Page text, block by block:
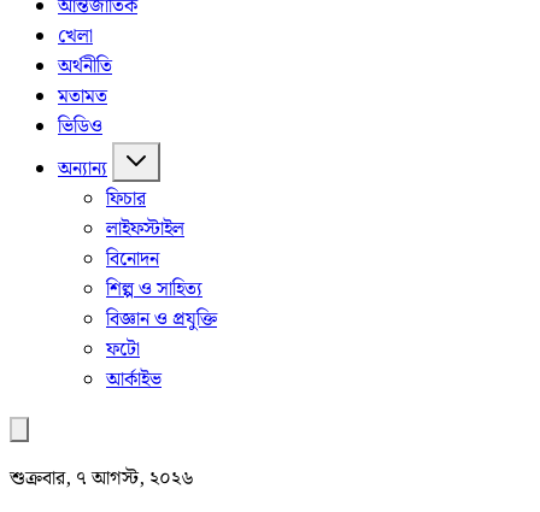
আন্তর্জাতিক
খেলা
অর্থনীতি
মতামত
ভিডিও
অন্যান্য
ফিচার
লাইফস্টাইল
বিনোদন
শিল্প ও সাহিত্য
বিজ্ঞান ও প্রযুক্তি
ফটো
আর্কাইভ
শুক্রবার, ৭ আগস্ট, ২০২৬